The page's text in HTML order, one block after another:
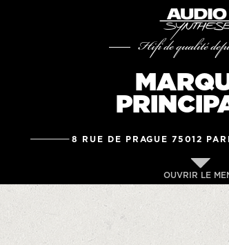
Hifi de qualité
8 RUE DE PRAGUE 75012
OUVRIR LE